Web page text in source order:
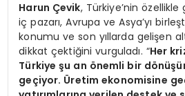
Harun Çevik, Türkiye’nin
iç pazarı, Avrupa ve Asya’yı
konumu ve son yıllarda gelişen
dikkat çektiğini vurguladı. “Her
Türkiye şu an önemli bir
geçiyor. Üretim ekonomisine